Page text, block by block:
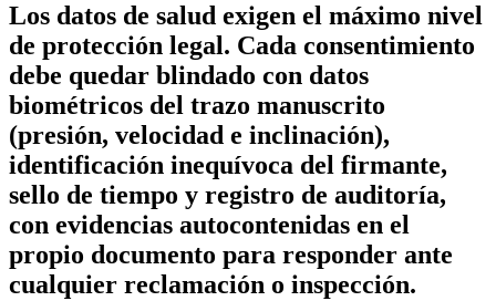
Los datos de salud exigen el máximo nivel
de protección legal. Cada consentimiento
debe quedar blindado con datos
biométricos del trazo manuscrito
(presión, velocidad e inclinación),
identificación inequívoca del firmante,
sello de tiempo y registro de auditoría,
con evidencias autocontenidas en el
propio documento para responder ante
cualquier reclamación o inspección.